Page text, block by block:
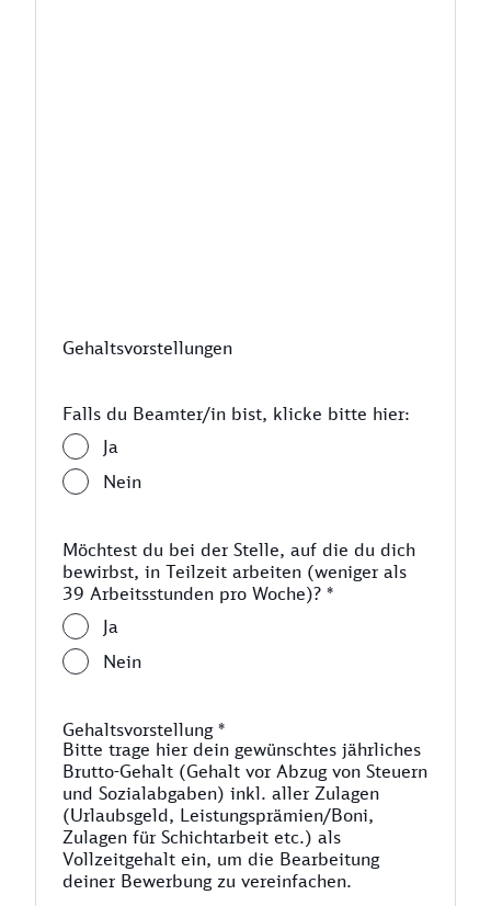
Gehaltsvorstellungen
Falls du Beamter/in bist, klicke bitte hier:
Ja
Nein
Möchtest du bei der Stelle, auf die du dich
bewirbst, in Teilzeit arbeiten (weniger als
39 Arbeitsstunden pro Woche)? *
Ja
Nein
Gehaltsvorstellung*
Bitte trage hier dein gewünschtes jährliches
Brutto-Gehalt (Gehalt vor Abzug von Steuern
und Sozialabgaben) inkl. aller Zulagen
(Urlaubsgeld, Leistungsprämien/Boni,
Zulagen für Schichtarbeit etc.) als
Vollzeitgehalt ein, um die Bearbeitung
deiner Bewerbung zu vereinfachen.